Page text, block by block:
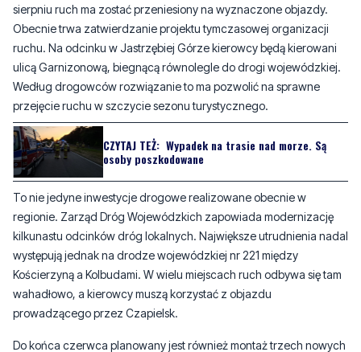
ulicą Garnizonową, biegnącą równolegle do drogi wojewódzkiej.
Według drogowców rozwiązanie to ma pozwolić na sprawne
przejęcie ruchu w szczycie sezonu turystycznego.
CZYTAJ TEŻ:Wypadek na trasie nad morze. Są
osoby poszkodowane
To nie jedyne inwestycje drogowe realizowane obecnie w
regionie. Zarząd Dróg Wojewódzkich zapowiada modernizację
kilkunastu odcinków dróg lokalnych. Największe utrudnienia nadal
występują jednak na drodze wojewódzkiej nr 221 między
Kościerzyną a Kolbudami. W wielu miejscach ruch odbywa się tam
wahadłowo, a kierowcy muszą korzystać z objazdu
prowadzącego przez Czapielsk.
Do końca czerwca planowany jest również montaż trzech nowych
sygnalizacji świetlnych. Powstaną one w Redzie, Krynicy Morskiej
drogowych ma zakończyć się jesienią, natomiast roboty na